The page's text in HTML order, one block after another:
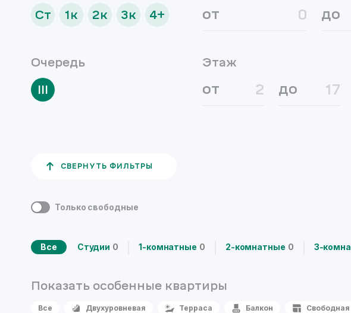
Ст
1к 2к 3к 4+ от до
Очередь
III
Этаж
от до
СВЕРНУТЬ ФИЛЬТРЫ
Только свободные
Все Студии 0 1-комнатные 0 2-комнатные 0 3-
Показать особенные квартиры
Все Двухуровневая Терраса Балкон